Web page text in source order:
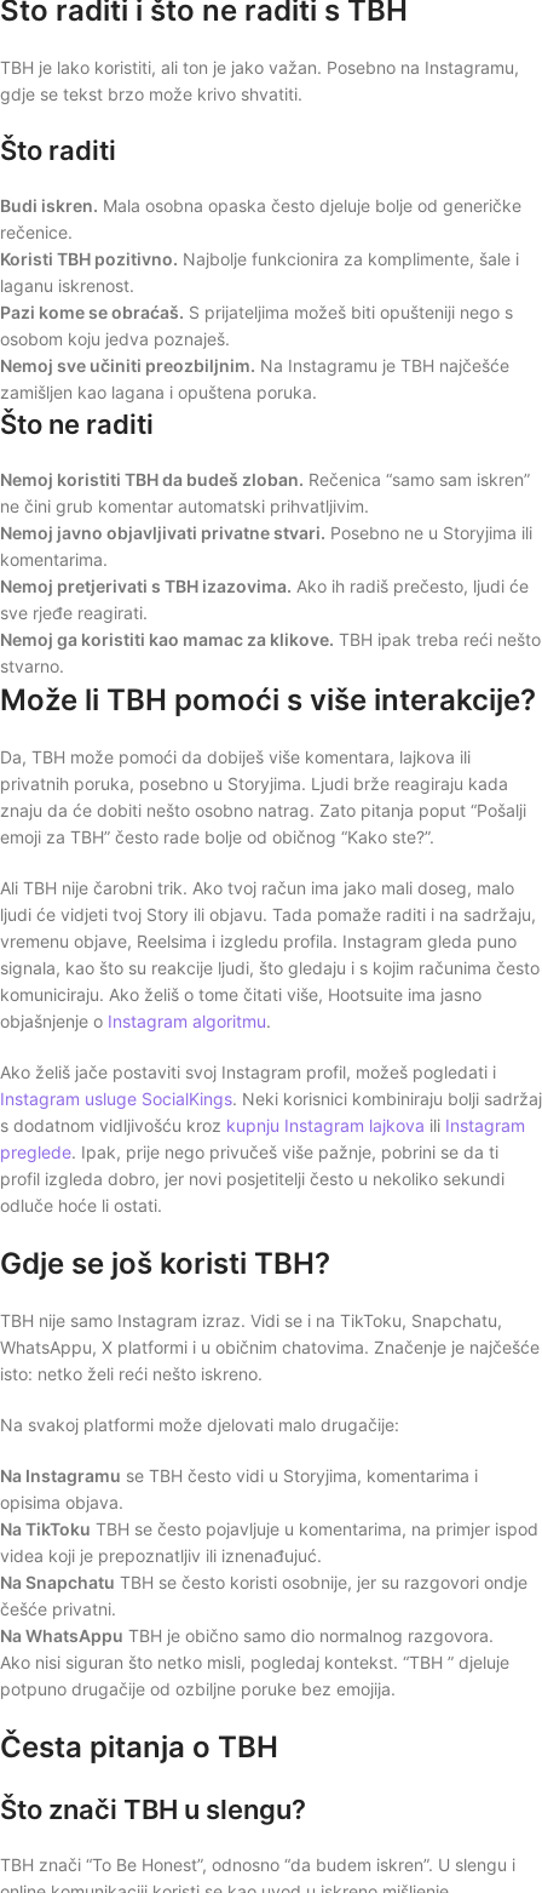
Što raditi i što ne raditi s TBH
TBH je lako koristiti, ali ton je jako važan. Posebno na Instagramu,
gdje se tekst brzo može krivo shvatiti.
Što raditi
Budi iskren. Mala osobna opaska često djeluje bolje od generičke
rečenice.
Koristi TBH pozitivno. Najbolje funkcionira za komplimente, šale i
laganu iskrenost.
Pazi kome se obraćaš. S prijateljima možeš biti opušteniji nego s
osobom koju jedva poznaješ.
Nemoj sve učiniti preozbiljnim. Na Instagramu je TBH najčešće
zamišljen kao lagana i opuštena poruka.
Što ne raditi
Nemoj koristiti TBH da budeš zloban. Rečenica “samo sam iskren”
ne čini grub komentar automatski prihvatljivim.
Nemoj javno objavljivati privatne stvari. Posebno ne u Storyjima ili
komentarima.
Nemoj pretjerivati s TBH izazovima. Ako ih radiš prečesto, ljudi će
sve rjeđe reagirati.
Nemoj ga koristiti kao mamac za klikove. TBH ipak treba reći nešto
stvarno.
Može li TBH pomoći s više interakcije?
Da, TBH može pomoći da dobiješ više komentara, lajkova ili
privatnih poruka, posebno u Storyjima. Ljudi brže reagiraju kada
znaju da će dobiti nešto osobno natrag. Zato pitanja poput “Pošalji
emoji za TBH” često rade bolje od običnog “Kako ste?”.
Ali TBH nije čarobni trik. Ako tvoj račun ima jako mali doseg, malo
ljudi će vidjeti tvoj Story ili objavu. Tada pomaže raditi i na sadržaju,
vremenu objave, Reelsima i izgledu profila. Instagram gleda puno
signala, kao što su reakcije ljudi, što gledaju i s kojim računima često
komuniciraju. Ako želiš o tome čitati više, Hootsuite ima jasno
objašnjenje o Instagram algoritmu.
Ako želiš jače postaviti svoj Instagram profil, možeš pogledati i
Instagram usluge SocialKings. Neki korisnici kombiniraju bolji sadržaj
s dodatnom vidljivošću kroz kupnju Instagram lajkova ili Instagram
preglede. Ipak, prije nego privučeš više pažnje, pobrini se da ti
profil izgleda dobro, jer novi posjetitelji često u nekoliko sekundi
odluče hoće li ostati.
Gdje se još koristi TBH?
TBH nije samo Instagram izraz. Vidi se i na TikToku, Snapchatu,
WhatsAppu, X platformi i u običnim chatovima. Značenje je najčešće
isto: netko želi reći nešto iskreno.
Na svakoj platformi može djelovati malo drugačije:
Na Instagramu se TBH često vidi u Storyjima, komentarima i
opisima objava.
Na TikToku TBH se često pojavljuje u komentarima, na primjer ispod
videa koji je prepoznatljiv ili iznenađujuć.
Na Snapchatu TBH se često koristi osobnije, jer su razgovori ondje
češće privatni.
Na WhatsAppu TBH je obično samo dio normalnog razgovora.
Ako nisi siguran što netko misli, pogledaj kontekst. “TBH ” djeluje
potpuno drugačije od ozbiljne poruke bez emojija.
Česta pitanja o TBH
Što znači TBH u slengu?
TBH znači “To Be Honest”, odnosno “da budem iskren”. U slengu i